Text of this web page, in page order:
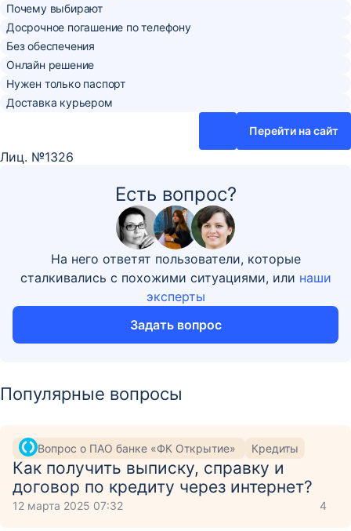
Почему выбирают
Досрочное погашение по телефону
Без обеспечения
Онлайн решение
Нужен только паспорт
Доставка курьером
Перейти на сайт
Лиц. №1326
Есть вопрос?
На него ответят пользователи, которые
сталкивались с похожими ситуациями, или наши
эксперты
Задать вопрос
Популярные вопросы
Вопрос о ПАО банке «ФК Открытие» Кредиты
Как получить выписку, справку и
договор по кредиту через интернет?
12 марта 2025 07:32 4